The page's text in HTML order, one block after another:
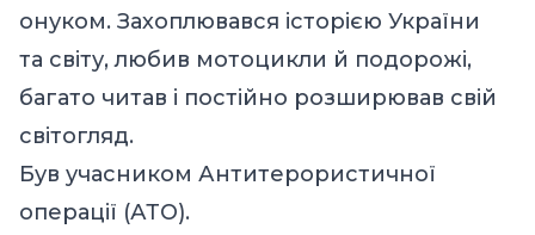
онуком. Захоплювався історією України
та світу, любив мотоцикли й подорожі,
багато читав і постійно розширював свій
світогляд.
Був учасником Антитерористичної
операції (АТО).